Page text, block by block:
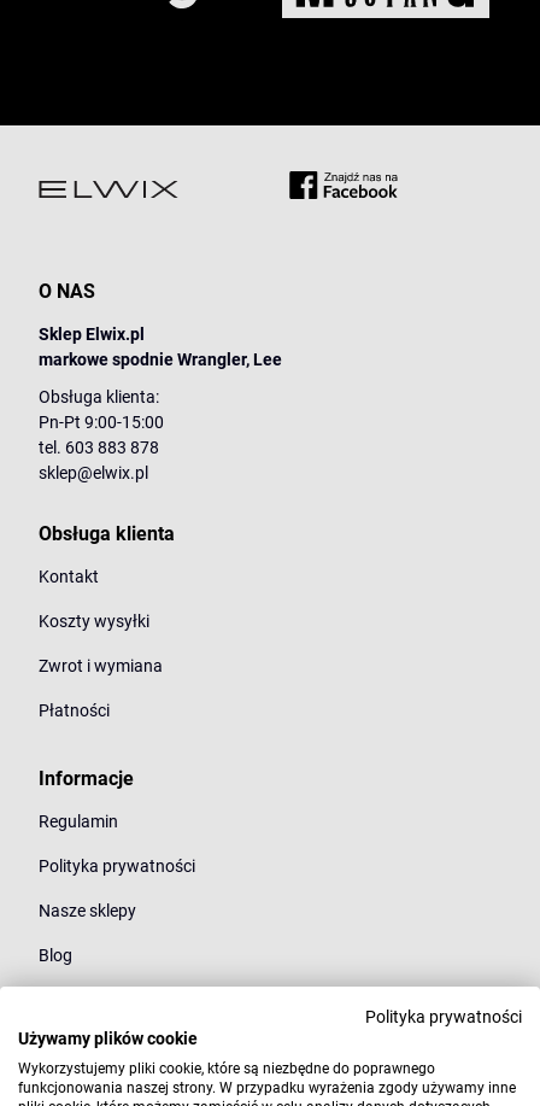
O NAS
Sklep Elwix.pl
markowe spodnie Wrangler, Lee
Obsługa klienta:
Pn-Pt 9:00-15:00
tel. 603 883 878
sklep@elwix.pl
Obsługa klienta
Kontakt
Koszty wysyłki
Zwrot i wymiana
Płatności
Informacje
Regulamin
Polityka prywatności
Nasze sklepy
Blog
Młodzież
Polityka prywatności
Używamy plików cookie
Wykorzystujemy pliki cookie, które są niezbędne do poprawnego
funkcjonowania naszej strony. W przypadku wyrażenia zgody używamy inne